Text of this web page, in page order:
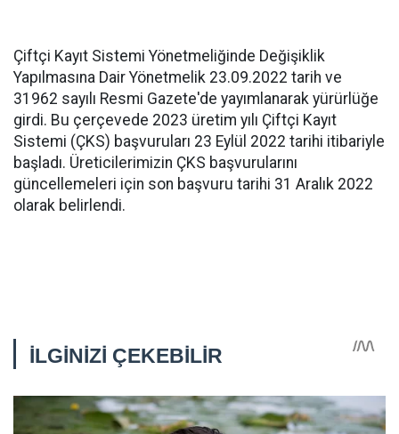
Çiftçi Kayıt Sistemi Yönetmeliğinde Değişiklik
Yapılmasına Dair Yönetmelik 23.09.2022 tarih ve
31962 sayılı Resmi Gazete'de yayımlanarak yürürlüğe
girdi. Bu çerçevede 2023 üretim yılı Çiftçi Kayıt
Sistemi (ÇKS) başvuruları 23 Eylül 2022 tarihi itibariyle
başladı. Üreticilerimizin ÇKS başvurularını
güncellemeleri için son başvuru tarihi 31 Aralık 2022
olarak belirlendi.